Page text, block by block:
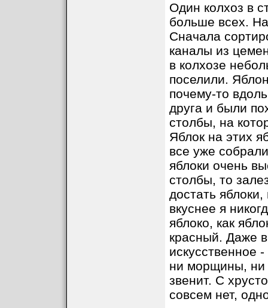
Один колхоз в
больше всех.
Сначала
каналы из
в колхозе
поселили.
почему-то
друга и были
столбы, на
Яблок на этих
все уже
яблоки очень
столбы, то
достать
вкуснее я
яблоко, как
красный. Даже
искусственное
ни морщины, ни
звенит. С
совсем нет,